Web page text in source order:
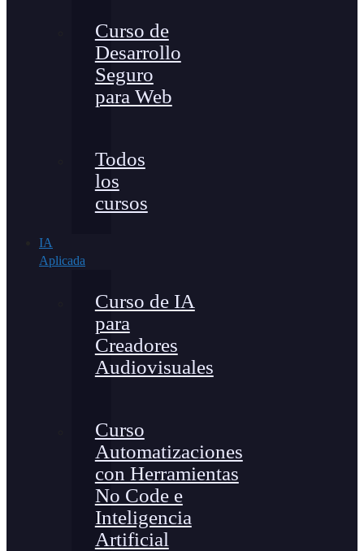
Curso de
Desarrollo
Seguro
para Web
Todos
los
cursos
IA
Aplicada
Curso de IA
para
Creadores
Audiovisuales
Curso
Automatizaciones
con Herramientas
No Code e
Inteligencia
Artificial